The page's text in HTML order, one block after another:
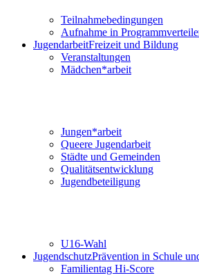
Teilnahmebedingungen
Aufnahme in
JugendarbeitFreizeit und Bildung
Veranstaltungen
Mädchen*arbeit
Jungen*arbeit
Queere Jugendarbeit
Städte und Gemeinden
Qualitätsentwicklung
Jugendbeteiligung
U16-Wahl
JugendschutzPrävention in Schule
Familientag Hi-Score